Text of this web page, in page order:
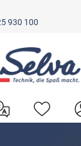
930 100